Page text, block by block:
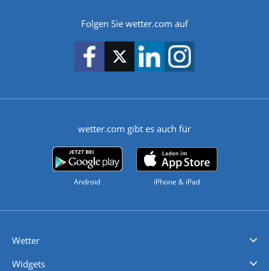
Folgen Sie wetter.com auf
wetter.com gibt es auch für
Android iPhone & iPad
Wetter
Widgets